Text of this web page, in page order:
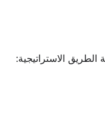
الاستراتيجية: